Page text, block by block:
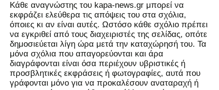
Kάθε αναγνώστης του kapa-news.gr μπορεί να
εκφράζει ελεύθερα τις απόψεις του στα σχόλια,
όποιες κι αν είναι αυτές. Ωστόσο κάθε σχόλιο πρέπει
να εγκριθεί από τους διαχειριστές της σελίδας, οπότε
δημοσιεύεται λίγη ώρα μετά την καταχώρησή του. Τα
μόνα σχόλια που απαγορεύονται και άρα
διαγράφονται είναι όσα περιέχουν υβριστικές ή
προσβλητικές εκφράσεις ή φωτογραφίες, αυτά που
γράφονται μόνο για να προκαλέσουν αναταραχή ή